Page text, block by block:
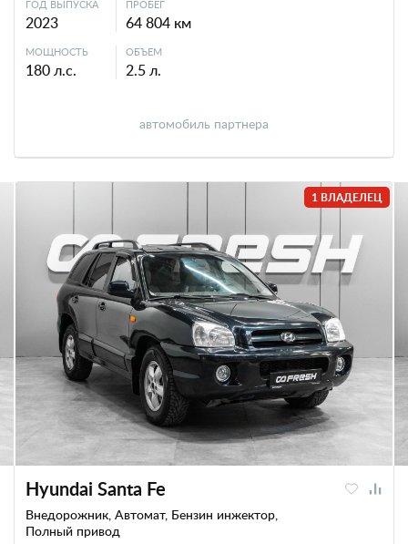
ГОД ВЫПУСКА
2023
ПРОБЕГ
64 804 км
МОЩНОСТЬ
180 л.с.
ОБЪЕМ
2.5 л.
автомобиль партнера
1 ВЛАДЕЛЕЦ
Hyundai Santa Fe
Внедорожник, Автомат, Бензин инжектор,
Полный привод